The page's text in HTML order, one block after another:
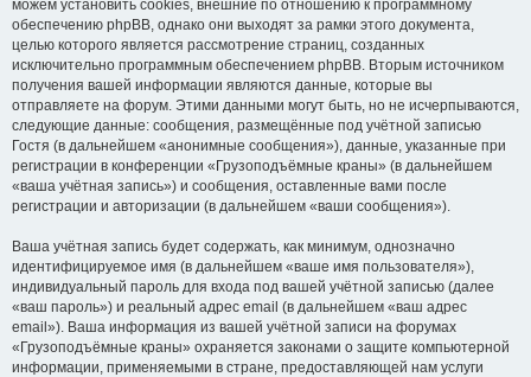
можем установить cookies, внешние по отношению к программному
обеспечению phpBB, однако они выходят за рамки этого документа,
целью которого является рассмотрение страниц, созданных
исключительно программным обеспечением phpBB. Вторым источником
получения вашей информации являются данные, которые вы
отправляете на форум. Этими данными могут быть, но не исчерпываются,
следующие данные: сообщения, размещённые под учётной записью
Гостя (в дальнейшем «анонимные сообщения»), данные, указанные при
регистрации в конференции «Грузоподъёмные краны» (в дальнейшем
«ваша учётная запись») и сообщения, оставленные вами после
регистрации и авторизации (в дальнейшем «ваши сообщения»).
Ваша учётная запись будет содержать, как минимум, однозначно
идентифицируемое имя (в дальнейшем «ваше имя пользователя»),
индивидуальный пароль для входа под вашей учётной записью (далее
«ваш пароль») и реальный адрес email (в дальнейшем «ваш адрес
email»). Ваша информация из вашей учётной записи на форумах
«Грузоподъёмные краны» охраняется законами о защите компьютерной
информации, применяемыми в стране, предоставляющей нам услуги